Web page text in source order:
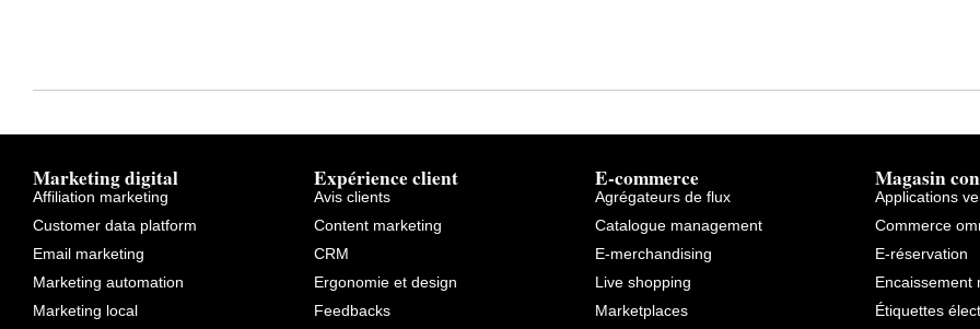
Marketing digital
Affiliation marketing
Customer data platform
Email marketing
Marketing automation
Marketing local
Expérience client
Avis clients
Content marketing
CRM
Ergonomie et design
Feedbacks
E-commerce
Agrégateurs de flux
Catalogue management
E-merchandising
Live shopping
Marketplaces
Magasin
Applications
Commerce
E-réservation
Encaissement
Étiquettes